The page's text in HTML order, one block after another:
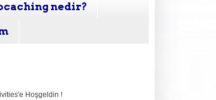
nedir?
Hoşgeldin !